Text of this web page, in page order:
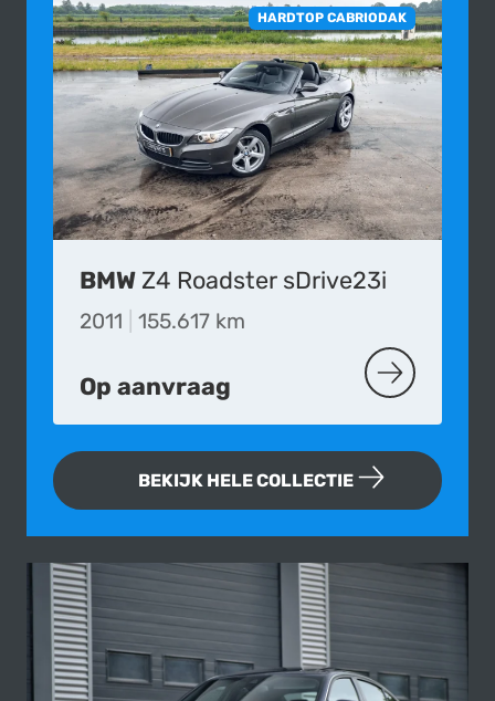
HARDTOP CABRIODAK
BMW Z4 Roadster sDrive23i
2011 155.617 km
Op aanvraag MEER OVER
BEKIJK HELE COLLECTIE
Fotogallerij van deze BMW 335i